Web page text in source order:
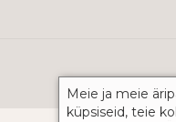
Meie ja meie
küpsiseid, teie